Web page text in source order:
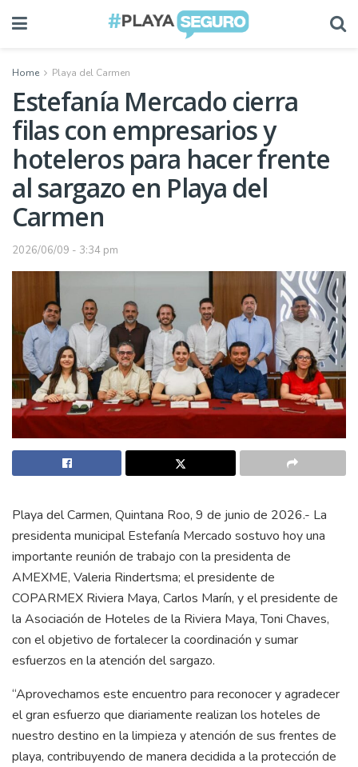
Home Playa del Carmen
Estefanía Mercado cierra
filas con empresarios y
hoteleros para hacer frente
al sargazo en Playa del
Carmen
2026/06/09 - 3:34 pm
Playa del Carmen, Quintana Roo, 9 de junio de 2026.- La
presidenta municipal Estefanía Mercado sostuvo hoy una
importante reunión de trabajo con la presidenta de
AMEXME, Valeria Rindertsma; el presidente de
COPARMEX Riviera Maya, Carlos Marín, y el presidente de
la Asociación de Hoteles de la Riviera Maya, Toni Chaves,
con el objetivo de fortalecer la coordinación y sumar
esfuerzos en la atención del sargazo.
“Aprovechamos este encuentro para reconocer y agradecer
el gran esfuerzo que diariamente realizan los hoteles de
nuestro destino en la limpieza y atención de sus frentes de
playa, contribuyendo de manera decidida a la protección de